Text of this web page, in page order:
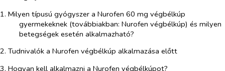
1. Milyen típusú gyógyszer a Nurofen 60 mg végbélkúp
gyermekeknek (továbbiakban: Nurofen végbélkúp) és milyen
betegségek esetén alkalmazható?
2. Tudnivalók a Nurofen végbélkúp alkalmazása előtt
3. Hogyan kell alkalmazni a Nurofen végbélkúpot?